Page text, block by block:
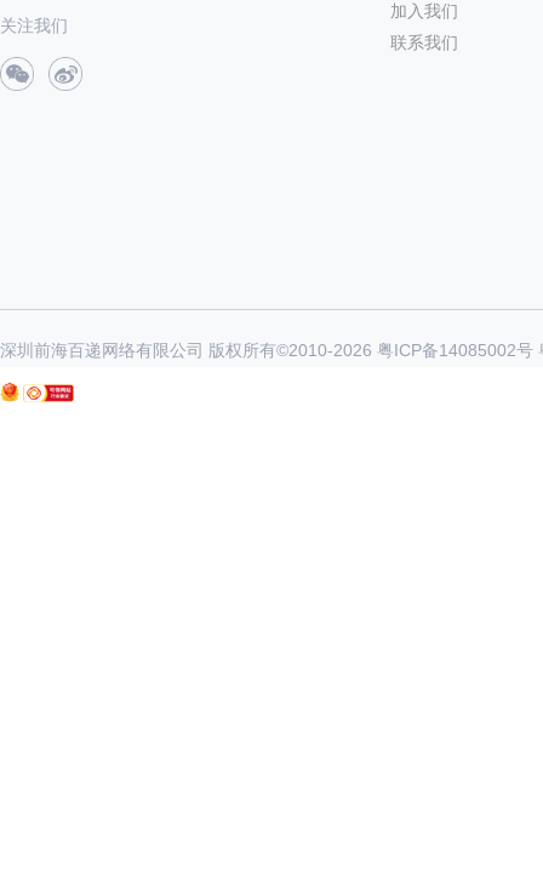
关注我们
加入我们
联系我们
深圳前海百递网络有限公司 版权所有©2010-2026 粤ICP备14085002号